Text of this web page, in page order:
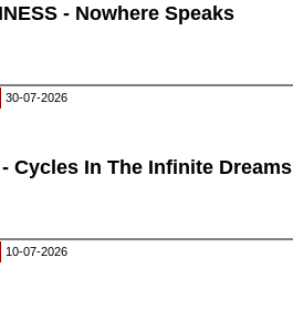
- Nowhere Speaks
30-07-2026
- Cycles In The Infinite Dreams
10-07-2026